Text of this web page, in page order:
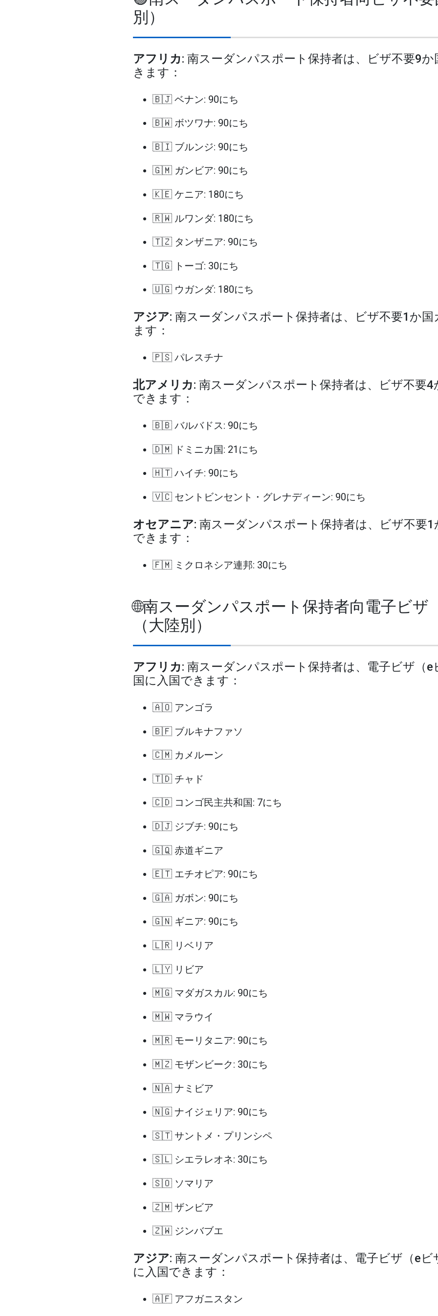
別）
アフリカ: 南スーダンパスポート保持者は、ビザ不要9
きます：
🇧🇯 ベナン: 90にち
🇧🇼 ボツワナ: 90にち
🇧🇮 ブルンジ: 90にち
🇬🇲 ガンビア: 90にち
🇰🇪 ケニア: 180にち
🇷🇼 ルワンダ: 180にち
🇹🇿 タンザニア: 90にち
🇹🇬 トーゴ: 30にち
🇺🇬 ウガンダ: 180にち
アジア: 南スーダンパスポート保持者は、ビザ不要1か国
ます：
🇵🇸 パレスチナ
北アメリカ: 南スーダンパスポート保持者は、ビザ不要4
できます：
🇧🇧 バルバドス: 90にち
🇩🇲 ドミニカ国: 21にち
🇭🇹 ハイチ: 90にち
🇻🇨 セントビンセント・グレナディーン: 90にち
オセアニア: 南スーダンパスポート保持者は、ビザ不要1
できます：
🇫🇲 ミクロネシア連邦: 30にち
🌐南スーダンパスポート保持者向電子ビザ
（大陸別）
アフリカ: 南スーダンパスポート保持者は、電子ビザ（e
国に入国できます：
🇦🇴 アンゴラ
🇧🇫 ブルキナファソ
🇨🇲 カメルーン
🇹🇩 チャド
🇨🇩 コンゴ民主共和国: 7にち
🇩🇯 ジブチ: 90にち
🇬🇶 赤道ギニア
🇪🇹 エチオピア: 90にち
🇬🇦 ガボン: 90にち
🇬🇳 ギニア: 90にち
🇱🇷 リベリア
🇱🇾 リビア
🇲🇬 マダガスカル: 90にち
🇲🇼 マラウイ
🇲🇷 モーリタニア: 90にち
🇲🇿 モザンビーク: 30にち
🇳🇦 ナミビア
🇳🇬 ナイジェリア: 90にち
🇸🇹 サントメ・プリンシペ
🇸🇱 シエラレオネ: 30にち
🇸🇴 ソマリア
🇿🇲 ザンビア
🇿🇼 ジンバブエ
アジア: 南スーダンパスポート保持者は、電子ビザ（eビ
に入国できます：
🇦🇫 アフガニスタン